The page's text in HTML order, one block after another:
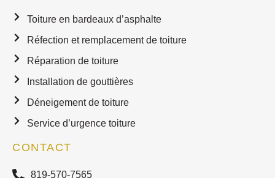
Toiture en bardeaux d’asphalte
Réfection et remplacement de toiture
Réparation de toiture
Installation de gouttières
Déneigement de toiture
Service d’urgence toiture
CONTACT
819-570-7565